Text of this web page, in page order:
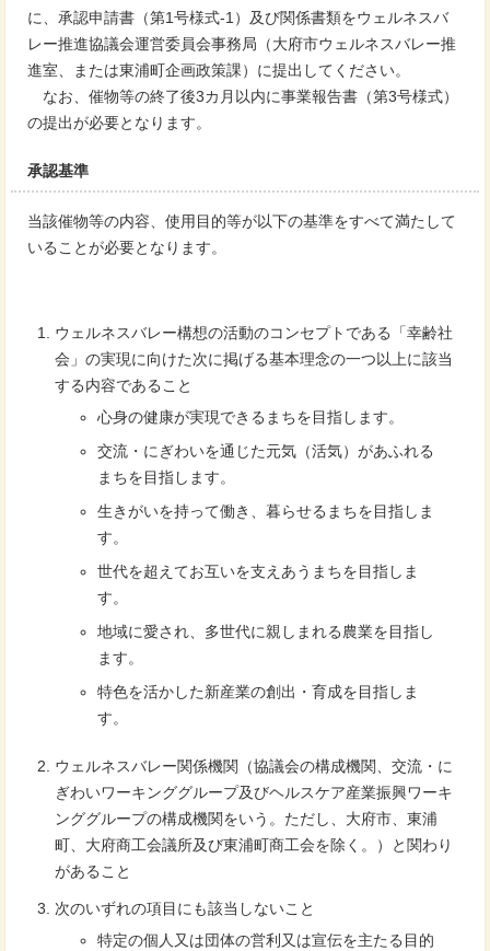
に、承認申請書（第1号様式-1）及び関係書類をウェルネスバ
レー推進協議会運営委員会事務局（大府市ウェルネスバレー推
進室、または東浦町企画政策課）に提出してください。
なお、催物等の終了後3カ月以内に事業報告書（第3号様式）
の提出が必要となります。
承認基準
当該催物等の内容、使用目的等が以下の基準をすべて満たして
いることが必要となります。
ウェルネスバレー構想の活動のコンセプトである「幸齢社
会」の実現に向けた次に掲げる基本理念の一つ以上に該当
する内容であること
心身の健康が実現できるまちを目指します。
交流・にぎわいを通じた元気（活気）があふれる
まちを目指します。
生きがいを持って働き、暮らせるまちを目指しま
す。
世代を超えてお互いを支えあうまちを目指しま
す。
地域に愛され、多世代に親しまれる農業を目指し
ます。
特色を活かした新産業の創出・育成を目指しま
す。
ウェルネスバレー関係機関（協議会の構成機関、交流・に
ぎわいワーキンググループ及びヘルスケア産業振興ワーキ
ンググループの構成機関をいう。ただし、大府市、東浦
町、大府商工会議所及び東浦町商工会を除く。）と関わり
があること
次のいずれの項目にも該当しないこと
特定の個人又は団体の営利又は宣伝を主たる目的